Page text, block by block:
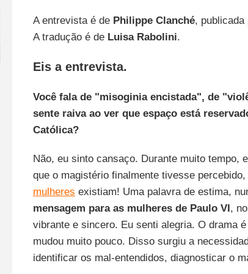
A entrevista é de Philippe Clanché, publicada
A tradução é de Luisa Rabolini.
Eis a entrevista.
Você fala de "misoginia encistada", de
sente raiva ao ver que espaço está
Católica?
Não, eu sinto cansaço. Durante muito tempo,
que o magistério finalmente tivesse
mulheres existiam! Uma palavra de estima,
mensagem para as mulheres de Paulo VI,
vibrante e sincero. Eu senti alegria. O drama
mudou muito pouco. Disso surgiu a
identificar os mal-entendidos, diagnosticar o